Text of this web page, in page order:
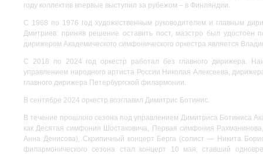
году коллектив впервые выступил за рубежом – в Финляндии.
C 1968 по 1976 год художественным руководителем и главным
Дмитриев: приняв решение оставить пост, маэстро был удостоен
дирижером Академического симфонического оркестра является
С 2018 по 2024 год оркестр работал без главного дирижера.
управлением народного артиста России Николая Алексеева,
главного дирижера Петербургской филармонии.
В сентябре 2024 оркестр возглавил Димитрис Ботинис.
В течение прошлого сезона под управлением Димитриса Ботиниса
как Десятая симфония Шостаковича, Первая симфония
Анна Денисова), Скрипичный концерт Берга (солист — Никита
филармонического сезона стал концерт 10 мая, ставший